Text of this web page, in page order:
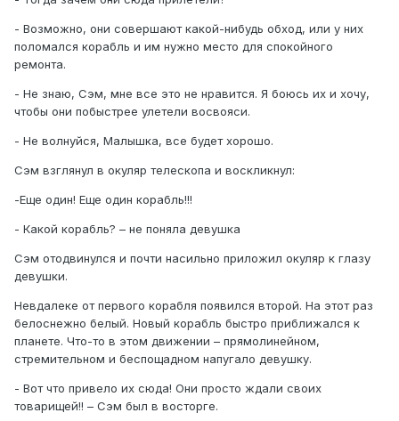
- Возможно, они совершают какой-нибудь обход, или у них
поломался корабль и им нужно место для спокойного
ремонта.
- Не знаю, Сэм, мне все это не нравится. Я боюсь их и хочу,
чтобы они побыстрее улетели восвояси.
- Не волнуйся, Малышка, все будет хорошо.
Сэм взглянул в окуляр телескопа и воскликнул:
-Еще один! Еще один корабль!!!
- Какой корабль? – не поняла девушка
Сэм отодвинулся и почти насильно приложил окуляр к глазу
девушки.
Невдалеке от первого корабля появился второй. На этот раз
белоснежно белый. Новый корабль быстро приближался к
планете. Что-то в этом движении – прямолинейном,
стремительном и беспощадном напугало девушку.
- Вот что привело их сюда! Они просто ждали своих
товарищей!! – Сэм был в восторге.